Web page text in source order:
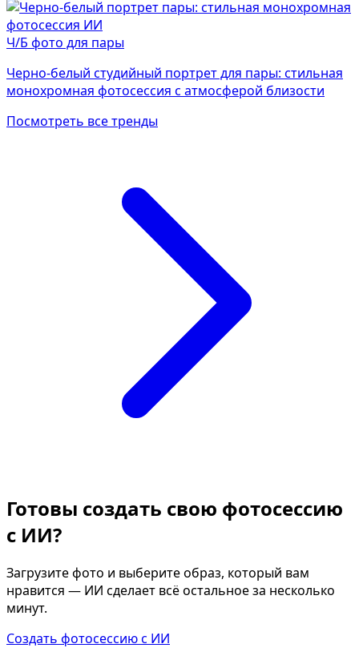
Ч/Б фото для пары
Черно-белый студийный портрет для пары: стильная
монохромная фотосессия с атмосферой близости
Посмотреть все тренды
Готовы создать свою фотосессию
с ИИ?
Загрузите фото и выберите образ, который вам
нравится — ИИ сделает всё остальное за несколько
минут.
Создать фотосессию с ИИ